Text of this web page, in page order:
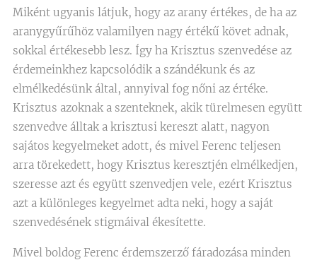
Miként ugyanis látjuk, hogy az arany értékes, de ha az
aranygyűrűhöz valamilyen nagy értékű követ adnak,
sokkal értékesebb lesz. Így ha Krisztus szenvedése az
érdemeinkhez kapcsolódik a szándékunk és az
elmélkedésünk által, annyival fog nőni az értéke.
Krisztus azoknak a szenteknek, akik türelmesen együtt
szenvedve álltak a krisztusi kereszt alatt, nagyon
sajátos kegyelmeket adott, és mivel Ferenc teljesen
arra törekedett, hogy Krisztus keresztjén elmélkedjen,
szeresse azt és együtt szenvedjen vele, ezért Krisztus
azt a különleges kegyelmet adta neki, hogy a saját
szenvedésének stigmáival ékesítette.
Mivel boldog Ferenc érdemszerző fáradozása minden